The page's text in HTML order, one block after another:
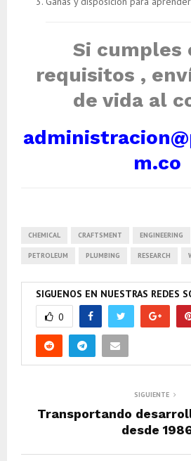
Si cumples
requisitos ,
de vida al
m.co
CHEMICAL CRAFTSMENT ENGINEERING
PETROLEUM PLUMBING RESEARCH
SIGUENOS EN NUESTRAS REDES
0
SIGUIENTE
Transportando
desde